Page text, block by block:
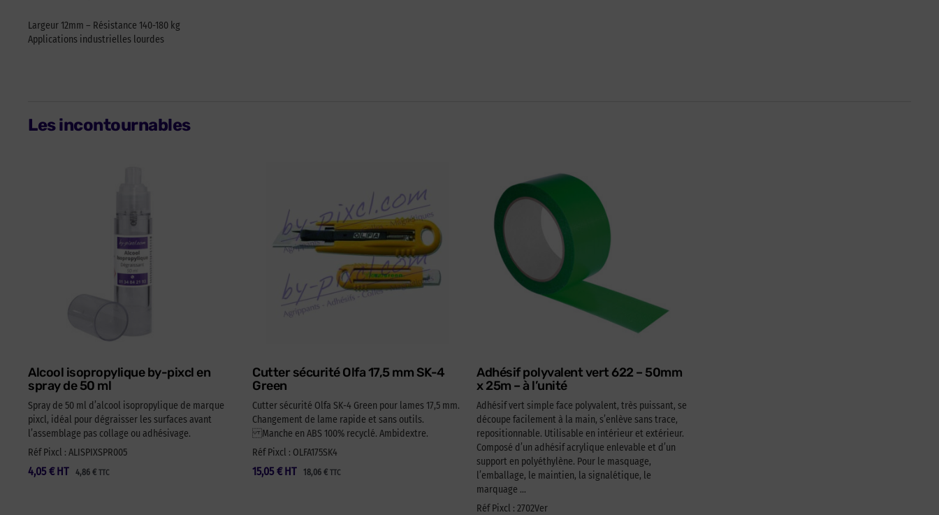
Largeur 12mm – Résistance 140-180 kg
Applications industrielles lourdes
Les incontournables
Alcool isopropylique by-pixcl en
spray de 50 ml
Spray de 50 ml d’alcool isopropylique de marque
pixcl, idéal pour dégraisser les surfaces avant
l’assemblage pas collage ou adhésivage.
Réf Pixcl : ALISPIXSPR005
4,05 € 4,86 € TTC
HT
Cutter sécurité Olfa 17,5 mm SK-4
Green
Cutter sécurité Olfa SK-4 Green pour lames 17,5 mm.
Changement de lame rapide et sans outils.
Manche en ABS 100% recyclé. Ambidextre.
Réf Pixcl : OLFA175SK4
15,05 € 18,06 € TTC
HT
Adhésif polyvalent vert 622 – 50mm
x 25m – à l’unité
Adhésif vert simple face polyvalent, très puissant, se
découpe facilement à la main, s’enlève sans trace,
repositionnable. Utilisable en intérieur et extérieur.
Composé d’un adhésif acrylique enlevable et d’un
support en polyéthylène. Pour le masquage,
l’emballage, le maintien, la signalétique, le
marquage …
Réf Pixcl : 2702Ver